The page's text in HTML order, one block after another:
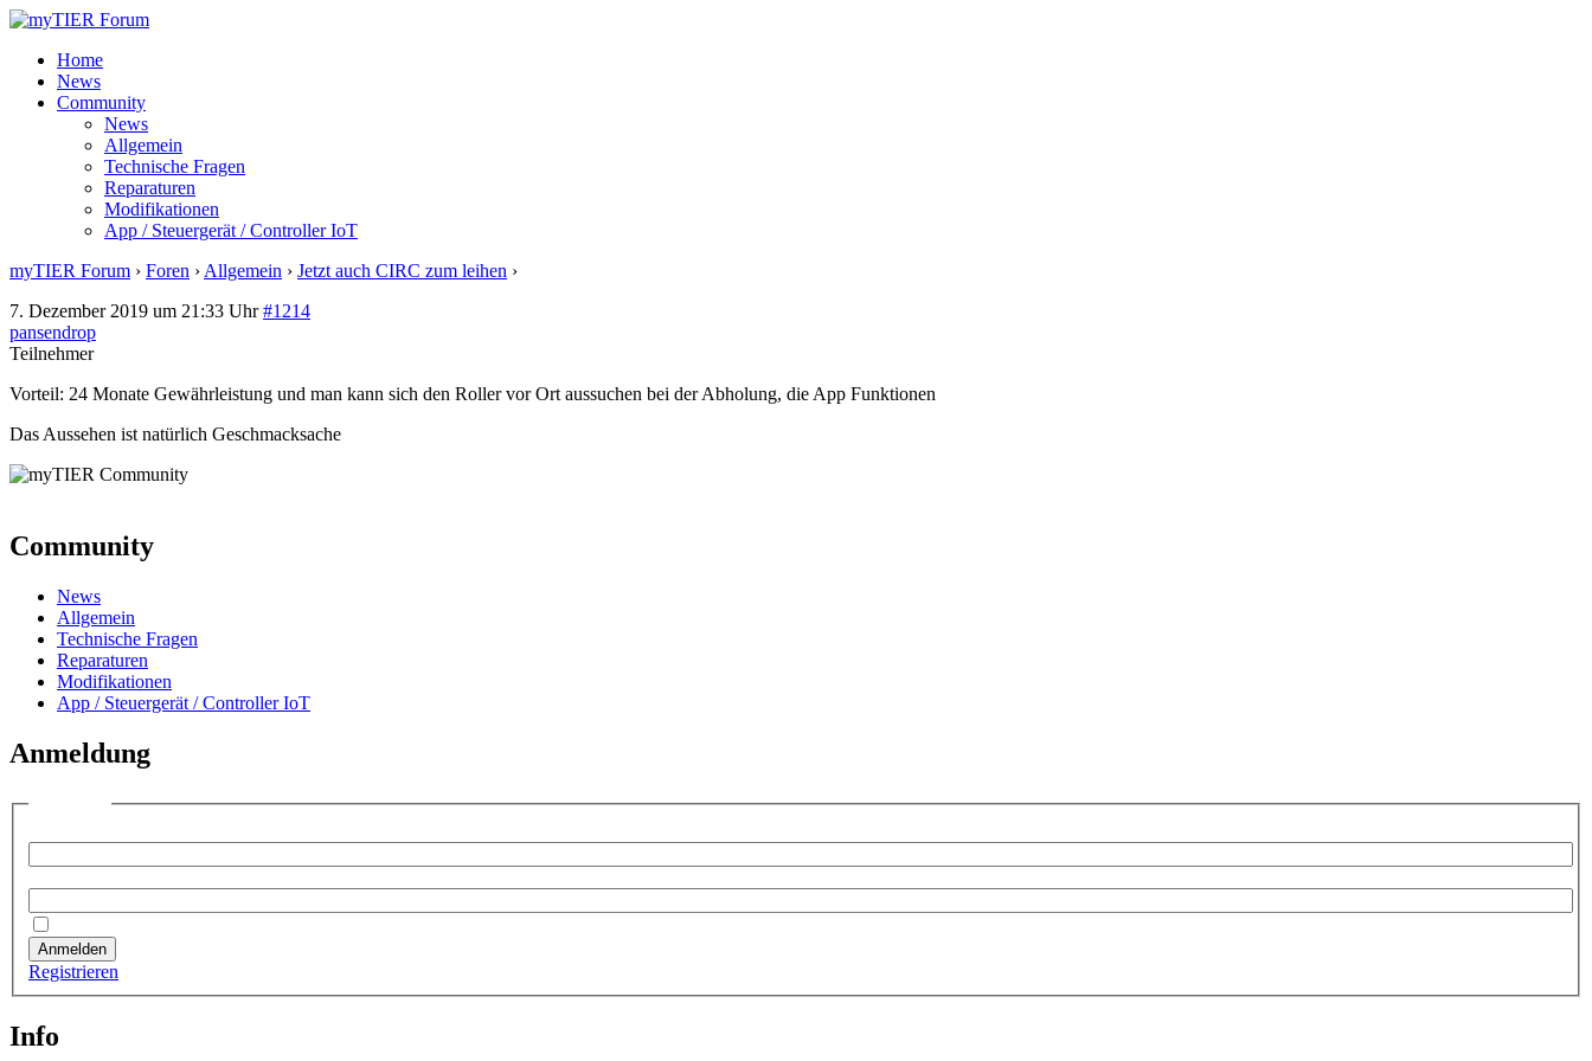
Home
News
Community
News
Allgemein
Technische Fragen
Reparaturen
Modifikationen
App / Steuergerät / Controller IoT
myTIER Forum › Foren › Allgemein › Jetzt auch CIRC zum leihen ›
7. Dezember 2019 um 21:33 Uhr #1214
pansendrop
Teilnehmer
Vorteil: 24 Monate Gewährleistung und man kann sich den Roller vor Ort aussuchen bei der Abholung, die App Funktionen
Das Aussehen ist natürlich Geschmacksache
Community
News
Allgemein
Technische Fragen
Reparaturen
Modifikationen
App / Steuergerät / Controller IoT
Anmeldung
Anmelden
Registrieren
Info